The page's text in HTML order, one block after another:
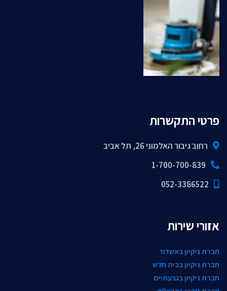
פרטי התקשרות
רחוב גיבור האלמוני 26, תל אביב
1-700-700-839
052-3386522
אזורי שירות
חברת ניקיון באשדוד
חברת ניקיון בבית חדש
חברת ניקיון בגבעתיים